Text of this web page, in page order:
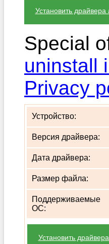
Установить драйвера
Special
uninstall
Privacy
Устройство:
Версия драйвера:
Дата драйвера:
Размер файла:
Поддерживаемые
ОС:
Установить